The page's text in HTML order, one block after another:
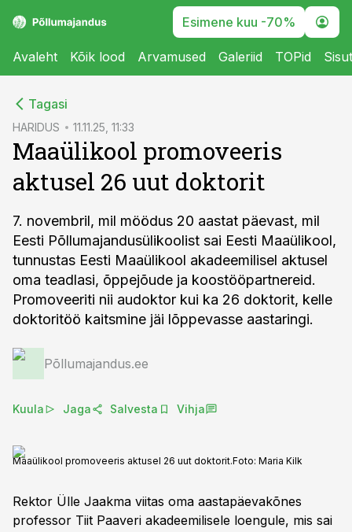
Esimene kuu -70%
Avaleht Kõik lood Arvamused Galeriid TOPid
Tagasi
HARIDUS 11.11.25, 11:33
Maaülikool promoveeris
aktusel 26 uut doktorit
7. novembril, mil möödus 20 aastat päevast, mil
Eesti Põllumajandusülikoolist sai Eesti Maaülikool,
tunnustas Eesti Maaülikool akadeemilisel aktusel
oma teadlasi, õppejõude ja koostööpartnereid.
Promoveeriti nii audoktor kui ka 26 doktorit, kelle
doktoritöö kaitsmine jäi lõppevasse aastaringi.
Põllumajandus.ee
Kuula Jaga Salvesta Vihja
Maaülikool promoveeris aktusel 26 uut doktorit.Foto: Maria Kilk
Rektor Ülle Jaakma viitas oma aastapäevakõnes
professor Tiit Paaveri akadeemilisele loengule, mis sai